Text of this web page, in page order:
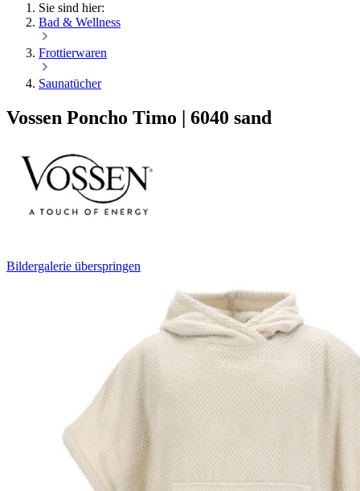
Sie sind hier:
Bad & Wellness
Frottierwaren
Saunatücher
Vossen Poncho Timo | 6040 sand
Bildergalerie überspringen